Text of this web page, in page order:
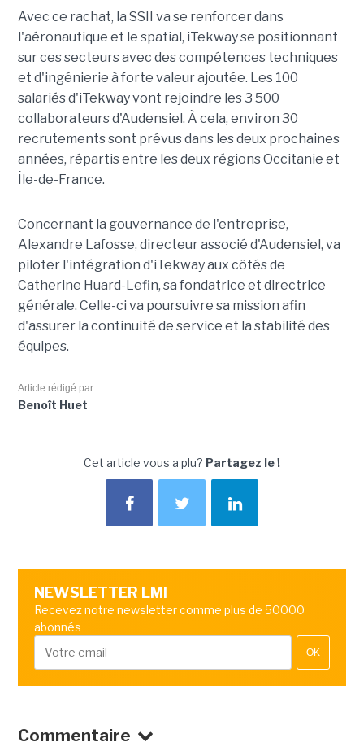
Avec ce rachat, la SSII va se renforcer dans
l'aéronautique et le spatial, iTekway se positionnant
sur ces secteurs avec des compétences techniques
et d'ingénierie à forte valeur ajoutée. Les 100
salariés d'iTekway vont rejoindre les 3 500
collaborateurs d'Audensiel. À cela, environ 30
recrutements sont prévus dans les deux prochaines
années, répartis entre les deux régions Occitanie et
Île-de-France.
Concernant la gouvernance de l'entreprise,
Alexandre Lafosse, directeur associé d'Audensiel, va
piloter l'intégration d'iTekway aux côtés de
Catherine Huard-Lefin, sa fondatrice et directrice
générale. Celle-ci va poursuivre sa mission afin
d'assurer la continuité de service et la stabilité des
équipes.
Article rédigé par
Benoît Huet
Cet article vous a plu? Partagez le !
NEWSLETTER LMI
Recevez notre newsletter comme plus de 50000
abonnés
OK
Commentaire